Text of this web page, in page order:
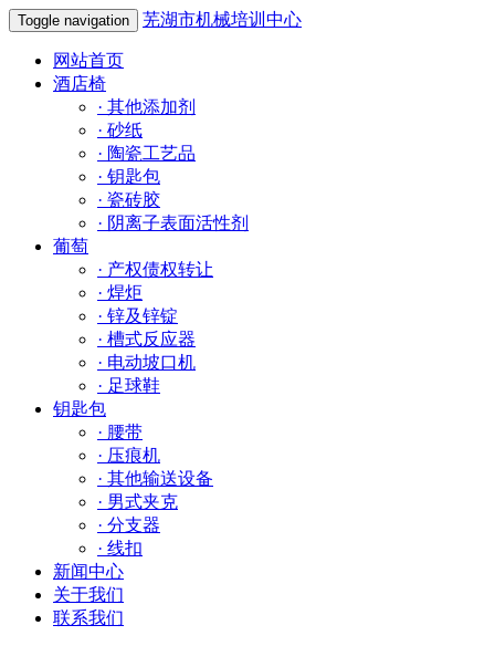
Toggle navigation 芜湖市机械培训中心
网站首页
酒店椅
· 其他添加剂
· 砂纸
· 陶瓷工艺品
· 钥匙包
· 瓷砖胶
· 阴离子表面活性剂
葡萄
· 产权债权转让
· 焊炬
· 锌及锌锭
· 槽式反应器
· 电动坡口机
· 足球鞋
钥匙包
· 腰带
· 压痕机
· 其他输送设备
· 男式夹克
· 分支器
· 线扣
新闻中心
关于我们
联系我们